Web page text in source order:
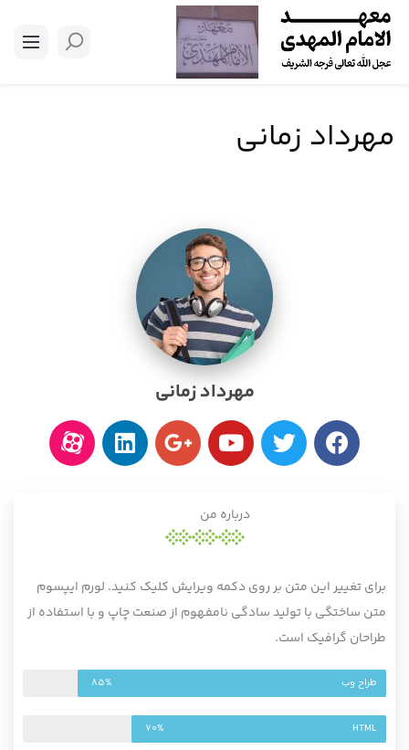
مهرداد زمانی
مهرداد زمانی
درباره من
برای تغییر این متن بر روی دکمه ویرایش کلیک کنید. لورم ایپسوم
متن ساختگی با تولید سادگی نامفهوم از صنعت چاپ و با استفاده از
طراحان گرافیک است.
طراح وب 85%
HTML
70%